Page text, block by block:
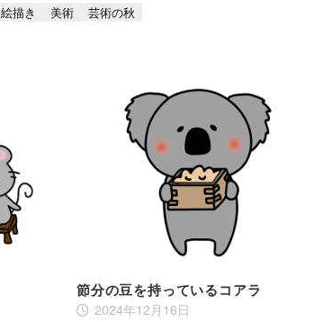
絵描き 美術 芸術の秋
節分の豆を持っているコアラ
2024年12月16日